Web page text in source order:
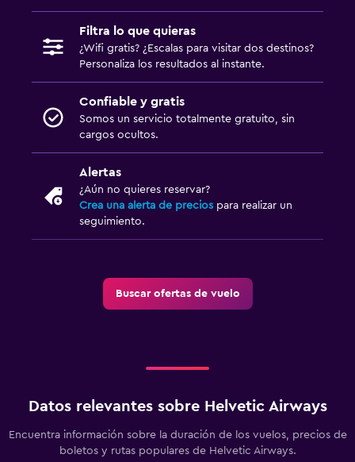
Filtra lo que quieras
¿Wifi gratis? ¿Escalas para visitar dos destinos?
Personaliza los resultados al instante.
Confiable y gratis
Somos un servicio totalmente gratuito, sin
cargos ocultos.
Alertas
¿Aún no quieres reservar?
Crea una alerta de precios para realizar un
seguimiento.
Buscar ofertas de vuelo
Datos relevantes sobre Helvetic Airways
Encuentra información sobre la duración de los vuelos, precios de
boletos y rutas populares de Helvetic Airways.